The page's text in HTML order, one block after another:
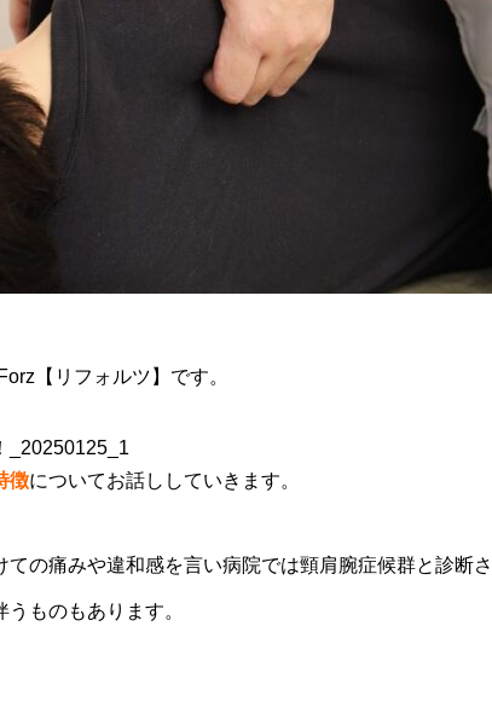
【リフォルツ】です。
徴についてお話ししていきます。
ての痛みや違和感を言い病院では頸肩腕症候群と診断
ものもあります。